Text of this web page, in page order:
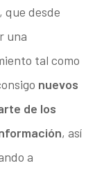
que desde
una
tal como
nuevos
de los
, así
a